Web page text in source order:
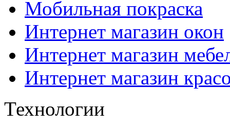
Мобильная покраска
Интернет магазин окон
Интернет магазин
Интернет магазин
Технологии